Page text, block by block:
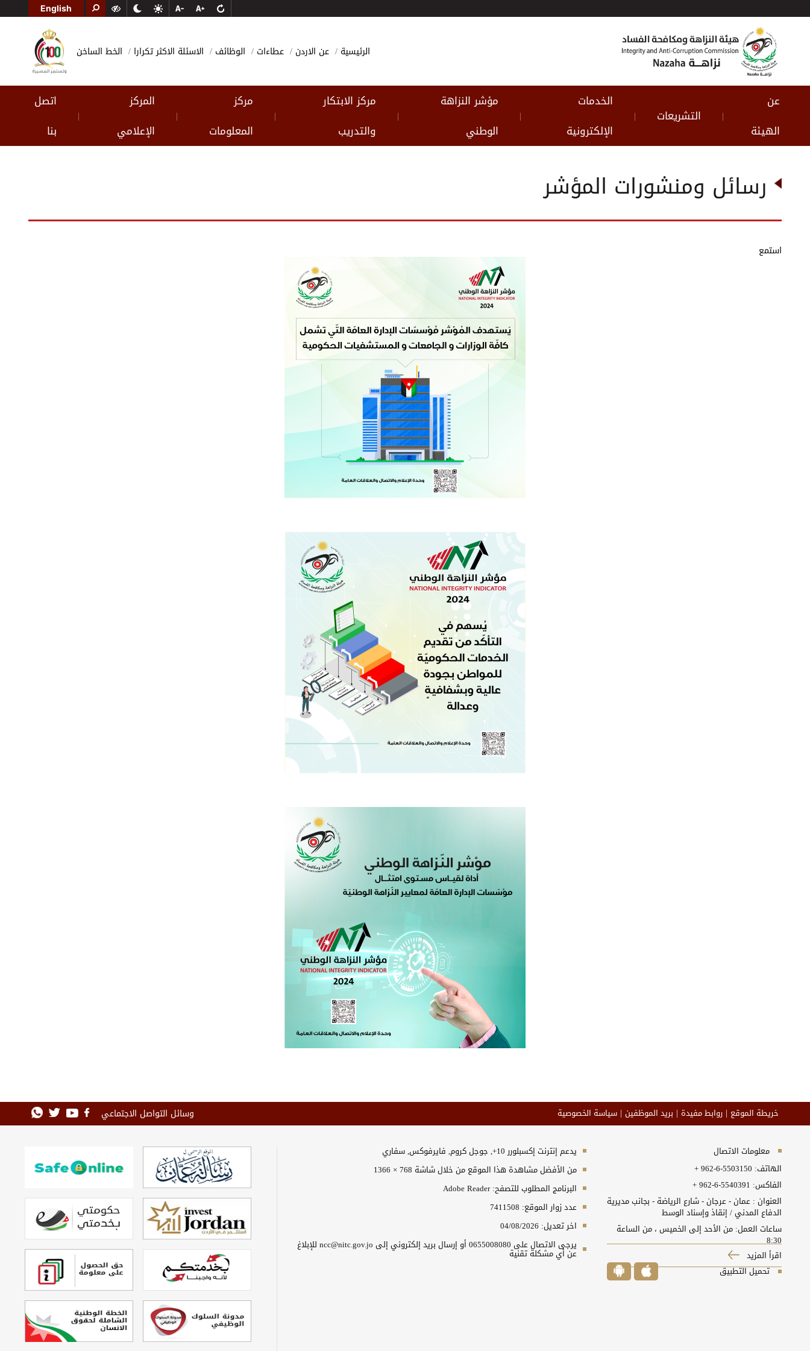
English
الرئيسية عن الاردن عطاءات الوظائف الاسئلة الاكثر تكرارا الخط الساخن
عن
الهيئة
| التشريعات |
الخدمات
الإلكترونية
|
مؤشر النزاهة
الوطني
|
مركز الابتكار
والتدريب
|
مركز
المعلومات
|
المركز
الإعلامي
|
اتصل
بنا
رسائل ومنشورات المؤشر
استمع
خريطة الموقع روابط مفيدة بريد الموظفين سياسة الخصوصية وسائل التواصل الاجتماعي
معلومات الاتصال
الهاتف: + 962-6-5503150
الفاكس: + 962-6-5540391
العنوان : عمان - عرجان - شارع الرياضة - بجانب مديرية
الدفاع المدني / إنقاذ وإسناد الوسط
ساعات العمل: من الأحد إلى الخميس ، من الساعة
8:30
اقرأ المزيد
تحميل التطبيق
يدعم إنترنت إكسبلورر 10+, جوجل كروم, فايرفوكس, سفاري
من الأفضل مشاهدة هذا الموقع من خلال شاشة 768 × 1366
البرنامج المطلوب للتصفح: Adobe Reader
عدد زوار الموقع: 7411508
اخر تعديل: 04/08/2026
يرجى الاتصال على 0655008080 أو إرسال بريد إلكتروني إلى ncc@nitc.gov.jo للإبلاغ
عن أي مشكلة تقنية